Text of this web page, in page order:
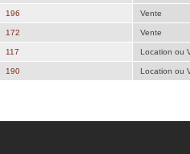
196 Vente
172 Vente
117 Location ou
190 Location ou